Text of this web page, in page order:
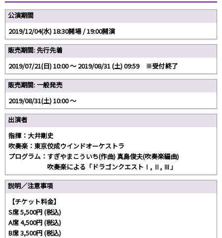
公演期間
2019/12/04(水) 18:30開場 / 19:00開演
販売期間: 先行先着
2019/07/21(日) 10:00 〜 2019/08/31 (土) 09:59 ※受付終了
販売期間: 一般発売
2019/08/31(土) 10:00 〜
出演者
指揮：大井剛史
吹奏楽：東京佼成ウインドオーケストラ
プログラム：すぎやまこういち(作曲) 真島俊夫(吹奏楽編曲)
吹奏楽による「ドラゴンクエストⅠ, Ⅱ, Ⅲ」
説明／注意事項
【チケット料金】
S席 5,500円 (税込)
A席 4,500円 (税込)
B席 3,500円 (税込)